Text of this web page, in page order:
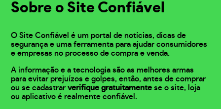
Sobre o Site Confiável
O Site Confiável é um portal de notícias, dicas de
segurança e uma ferramenta para ajudar consumidores
e empresas no processo de compra e venda.
A informação e a tecnologia são as melhores armas
para evitar prejuízos e golpes, então, antes de comprar
ou se cadastrarverifique gratuitamente se o site, loja
ou aplicativo é realmente confiável.